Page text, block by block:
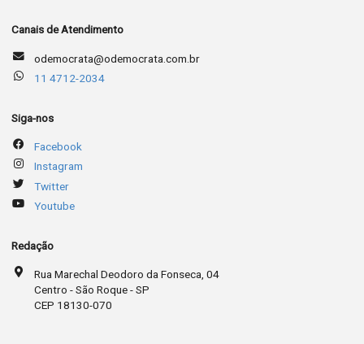
Canais de Atendimento
odemocrata@odemocrata.com.br
11 4712-2034
Siga-nos
Facebook
Instagram
Twitter
Youtube
Redação
Rua Marechal Deodoro da Fonseca, 04
Centro - São Roque - SP
CEP 18130-070